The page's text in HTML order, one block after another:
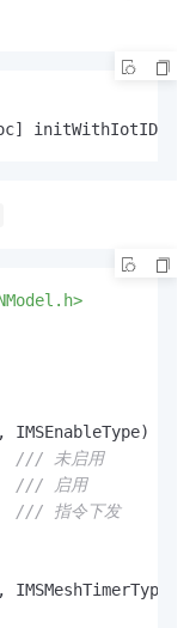
initWithIotID:
, IMSEnableType) {
/// 未启用
/// 启用
/// 指令下发
, IMSMeshTimerType) {